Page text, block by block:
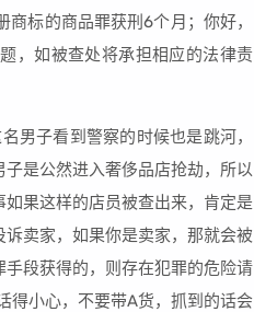
标的商品罪获刑6个月；你好，
，如被查处将承担相应的法律责
男子看到警察的时候也是跳河，
是公然进入奢侈品店抢劫，所以
果这样的店员被查出来，肯定是
卖家，如果你是卖家，那就会被
段获得的，则存在犯罪的危险请
得小心，不要带A货，抓到的话会